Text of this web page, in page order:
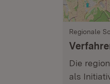
Regionale
Die
als